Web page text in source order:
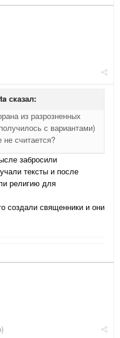
сказал:
из разрозненных
с вариантами)
не считается?
забросили
тексты и после
религию для
создали священники и они